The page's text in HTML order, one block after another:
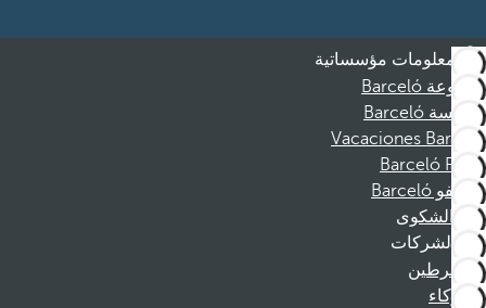
معلومات مؤسساتية
مجموعة Barceló
مؤسسة Barceló
Vacaciones Barceló
Barceló Films
موظفو Barceló
قناة الشكوى
الشركات
المنخرطين
الشركاء